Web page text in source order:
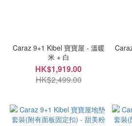
Caraz 9+1 Kibel 寶寶屋 - 溫暖
米 + 白
HK$1,919.00
HK$2,499.00